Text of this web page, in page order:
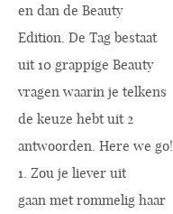
en dan de Beauty
Edition. De Tag bestaat
uit 10 grappige Beauty
vragen waarin je telkens
de keuze hebt uit 2
antwoorden. Here we go!
1. Zou je liever uit
gaan met rommelig haar